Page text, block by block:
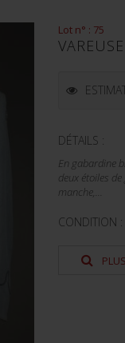
Lot n° : 75
DÉTAILS :
En gabardine
deux étoiles
manche,...
CONDITION :